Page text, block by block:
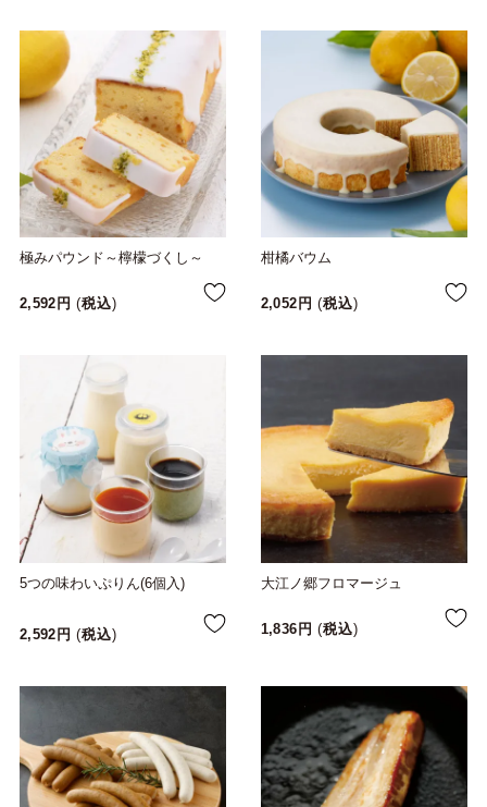
極みパウンド～檸檬づくし～
2,592 税込
柑橘バウム
2,052 税込
5つの味わいぷりん(6個入)
2,592 税込
大江ノ郷フロマージュ
1,836 税込